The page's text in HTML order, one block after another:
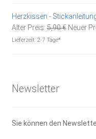
Herzkissen -
Alter Preis: 5,90€ Neuer
Lieferzeit: 2-7 Tage*
Newsletter
Sie können den